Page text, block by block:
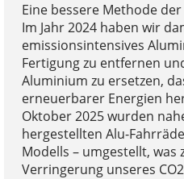
Eine bessere Methode
Im Jahr 2024 haben wir
emissionsintensives
Fertigung zu entfernen
Aluminium zu ersetzen,
erneuerbarer Energien
Oktober 2025 wurden
hergestellten Alu-
Modells – umgestellt, was
Verringerung unseres